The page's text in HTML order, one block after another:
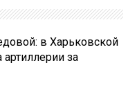
в Харьковской
за